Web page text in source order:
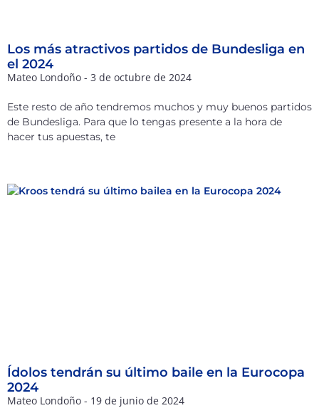
Los más atractivos partidos de Bundesliga en
el 2024
Mateo Londoño 3 de octubre de 2024
Este resto de año tendremos muchos y muy buenos partidos
de Bundesliga. Para que lo tengas presente a la hora de
hacer tus apuestas, te
Ídolos tendrán su último baile en la Eurocopa
2024
Mateo Londoño 19 de junio de 2024